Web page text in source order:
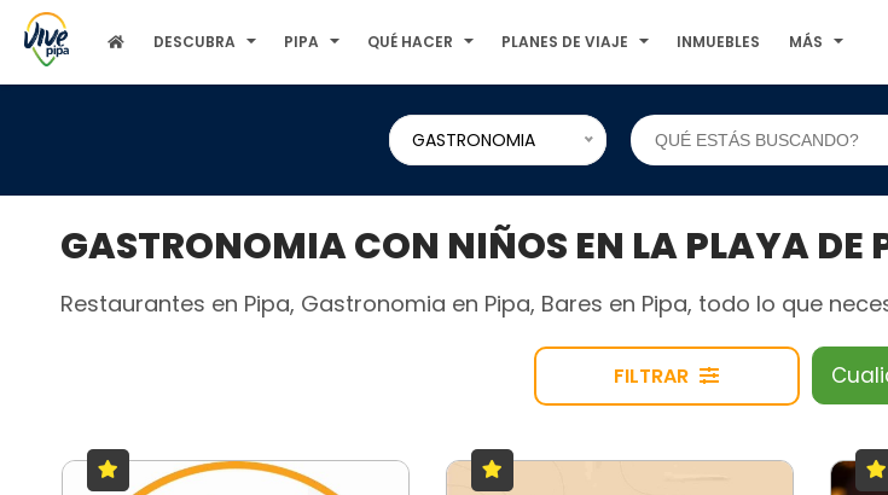
DESCUBRA PIPA QUÉ HACER PLANES DE VIAJE INMUEBLES MÁS
GASTRONOMIA
GASTRONOMIA CON NIÑOS EN LA PLAYA DE
Restaurantes en Pipa, Gastronomia en Pipa, Bares en Pipa, todo lo que
FILTRAR